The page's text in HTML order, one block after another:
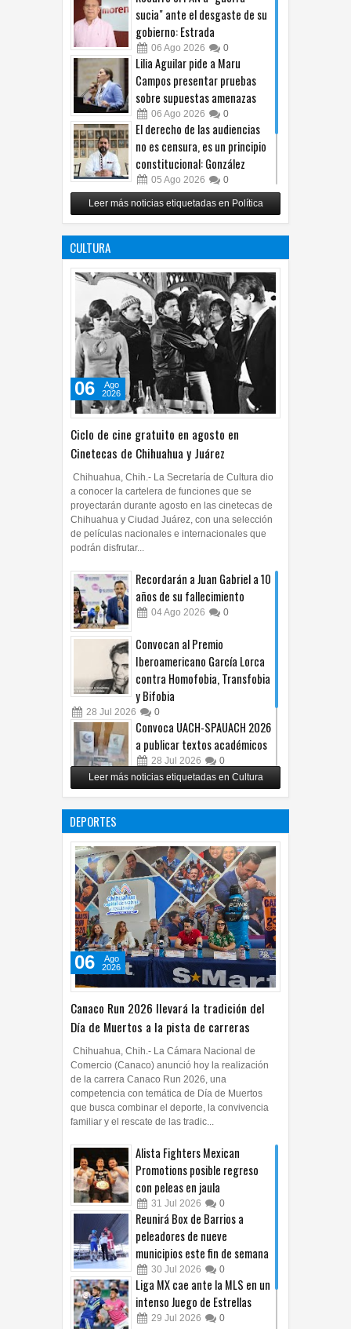
sucia" ante el desgaste de su
gobierno: Estrada
06 Ago 2026 0
Lilia Aguilar pide a Maru
Campos presentar pruebas
sobre supuestas amenazas
06 Ago 2026 0
El derecho de las audiencias
no es censura, es un principio
constitucional: González
05 Ago 2026 0
Relanza Villalobos programa
de afiliación del PRI en
Leer más noticias etiquetadas en Política
CULTURA
Ciclo de cine gratuito en agosto en
Cinetecas de Chihuahua y Juárez
06
Ago
2026
Chihuahua, Chih.- La Secretaría de Cultura dio
a conocer la cartelera de funciones que se
proyectarán durante agosto en las cinetecas de
Chihuahua y Ciudad Juárez, con una selección
de películas nacionales e internacionales que
podrán disfrutar...
Recordarán a Juan Gabriel a 10
años de su fallecimiento
04Ago 2026 0
Convocan al Premio
Iberoamericano García Lorca
contra Homofobia, Transfobia
y Bifobia
28 Jul 2026 0
Convoca UACH-SPAUACH 2026
a publicar textos académicos
28 Jul 2026 0
Copian proyecto pictórico del
exalcalde Juan Blanco
Leer más noticias etiquetadas en Cultura
DEPORTES
Canaco Run 2026 llevará la tradición del
Día de Muertos a la pista de carreras
06
Ago
2026
Chihuahua, Chih.- La Cámara Nacional de
Comercio (Canaco) anunció hoy la realización
de la carrera Canaco Run 2026, una
competencia con temática de Día de Muertos
que busca combinar el deporte, la convivencia
familiar y el rescate de las tradic...
Alista Fighters Mexican
Promotions posible regreso
con peleas en jaula
31 Jul 2026 0
Reunirá Box de Barrios a
peleadores de nueve
municipios este fin de semana
30 Jul 2026 0
Liga MX cae ante la MLS en un
intenso Juego de Estrellas
29 Jul 2026 0